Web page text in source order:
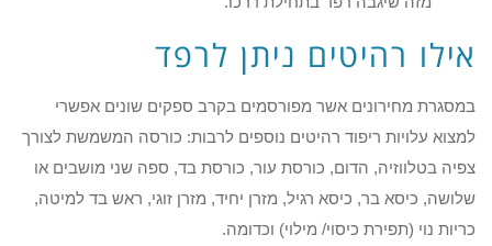
אילו רהיטים ניתן לרפד
במסגרת מחירונים אשר מפורסמים בקרב ספקים שונים אפשרי
למצוא עלויות ריפוד רהיטים נוספים לרבות: כורסה המשמשת לצורך
צפיה בטלווזיה, הדום, כורסת עור, כורסת בד, ספה שני מושבים או
שלושה, כיסא בר, כיסא רגיל, מזרן יחיד, מזרן זוגי, ראש בד למיטה,
כריות נוי (תפירת כיסוי/ מילוי) וכדומה.